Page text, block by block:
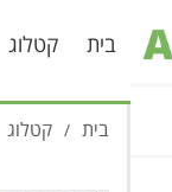
בית קטלוג
בית / קטלוג